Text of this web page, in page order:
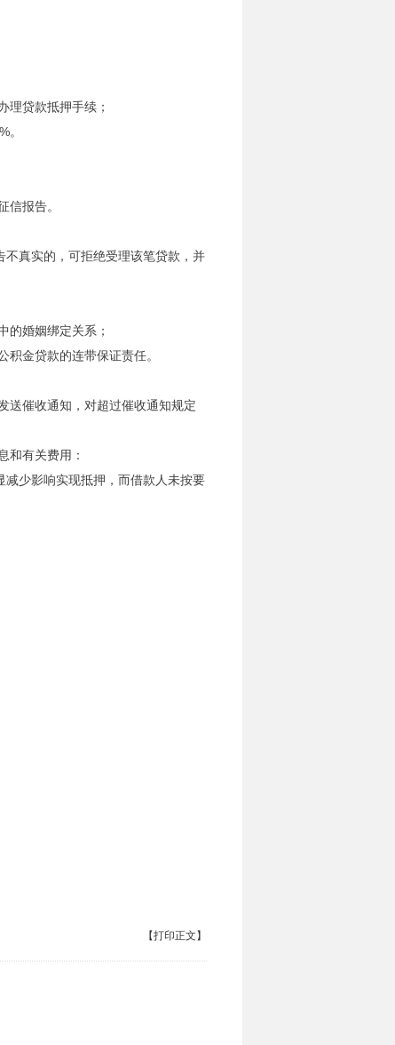
理贷款抵押手续；
。
信报告。
不真实的，可拒绝受理该笔贷款，并
的婚姻绑定关系；
金贷款的连带保证责任。
送催收通知，对超过催收通知规定
和有关费用：
减少影响实现抵押，而借款人未按要
【打印正文】